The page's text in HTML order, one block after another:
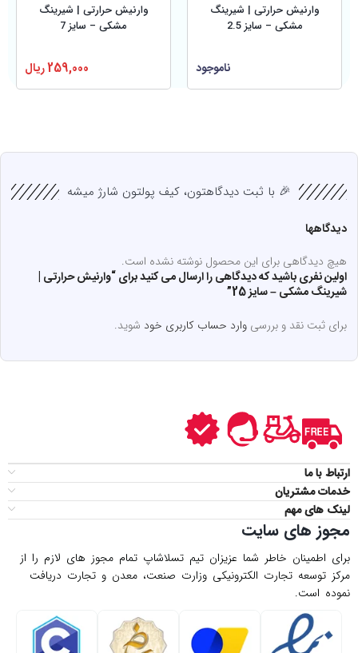
وارنیش حرارتی | شیرینگ
مشکی – سایز 2.5
ناموجود
وارنیش حرارتی | شیرینگ
مشکی – سایز 7
259,000ریال
🎉 با ثبت دیدگاهتون، کیف پولتون شارژ میشه
دیدگاهها
هیچ دیدگاهی برای این محصول نوشته نشده است.
اولین نفری باشید که دیدگاهی را ارسال می کنید برای “وارنیش حرارتی |
شیرینگ مشکی – سایز 25”
برای ثبت نقد و بررسیوارد حساب کاربری خود شوید.
ارتباط با ما
خدمات مشتریان
لینک های مهم
مجوز های سایت
برای اطمینان خاطر شما عزیزان تیم تسلاشاپ تمام مجوز های لازم را از
مركز توسعه تجارت الكترونیكی وزارت صنعت، معدن و تجارت دریافت
نموده است.